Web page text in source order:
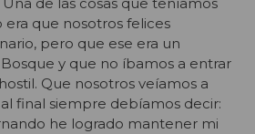
era que nosotros felices
pero que ese era un
y que no íbamos a entrar
Que nosotros veíamos a
al final siempre debíamos decir:
he logrado mantener mi